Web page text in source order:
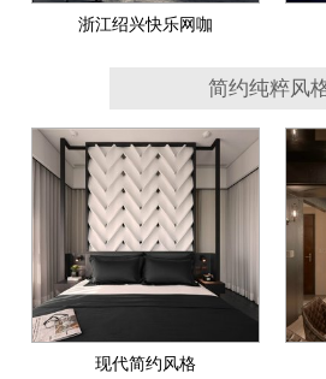
浙江绍兴快乐网咖
简约纯粹风
现代简约风格